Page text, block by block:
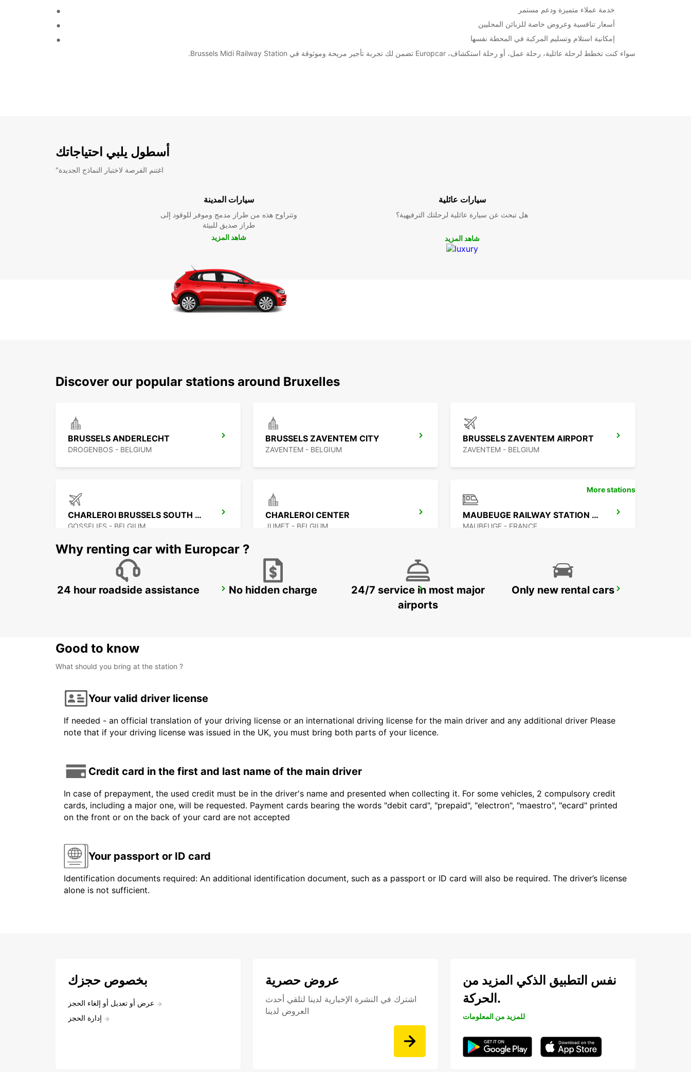
خدمة عملاء متميزة ودعم مستمر
أسعار تنافسية وعروض خاصة للزبائن المحليين
إمكانية استلام وتسليم المركبة في المحطة نفسها
سواء كنت تخطط لرحلة عائلية، رحلة عمل، أو رحلة استكشاف، Europcar تضمن لك تجربة تأجير مريحة وموثوقة في Brussels Midi Railway Station.
أسطول يلبي احتياجاتك
"اغتنم الفرصة لاختبار النماذج الجديدة
سيارات المدينة
وتتراوح هذه من طراز مدمج وموفر للوقود إلى
طراز صديق للبيئة
شاهد المزيد
سيارات عائلية
هل تبحث عن سيارة عائلية لرحلتك الترفيهية؟
شاهد المزيد
Discover our popular stations around Bruxelles
BRUSSELS ANDERLECHT
DROGENBOS - BELGIUM
BRUSSELS ZAVENTEM CITY
ZAVENTEM - BELGIUM
BRUSSELS ZAVENTEM AIRPORT
ZAVENTEM - BELGIUM
CHARLEROI BRUSSELS SOUTH AIRPORT
GOSSELIES - BELGIUM
CHARLEROI CENTER
JUMET - BELGIUM
MAUBEUGE RAILWAY STATION - SERVICE POINT
MAUBEUGE - FRANCE
MAUBEUGE HASSELT SWINNEN VALENCIENNES RAILWAY STATION - SERVICE POINT
More stations
Why renting car with Europcar ?
24 hour roadside assistance No hidden charge
24/7 service in most major
airports
Only new rental cars
Good to know
What should you bring at the station ?
Your valid driver license
If needed - an official translation of your driving license or an international driving license for the main driver and any additional driver Please
note that if your driving license was issued in the UK, you must bring both parts of your licence.
Credit card in the first and last name of the main driver
In case of prepayment, the used credit must be in the driver's name and presented when collecting it. For some vehicles, 2 compulsory credit
cards, including a major one, will be requested. Payment cards bearing the words "debit card", "prepaid", "electron", "maestro", "ecard" printed
on the front or on the back of your card are not accepted
Your passport or ID card
Identification documents required: An additional identification document, such as a passport or ID card will also be required. The driver’s license
alone is not sufficient.
بخصوص حجزك
عرض أو تعديل أو إلغاء الحجز
إدارة الحجز
عروض حصرية
اشترك في النشرة الإخبارية لدينا لتلقي أحدث
العروض لدينا
نفس التطبيق الذكي المزيد من
الحركة.
للمزيد من المعلومات